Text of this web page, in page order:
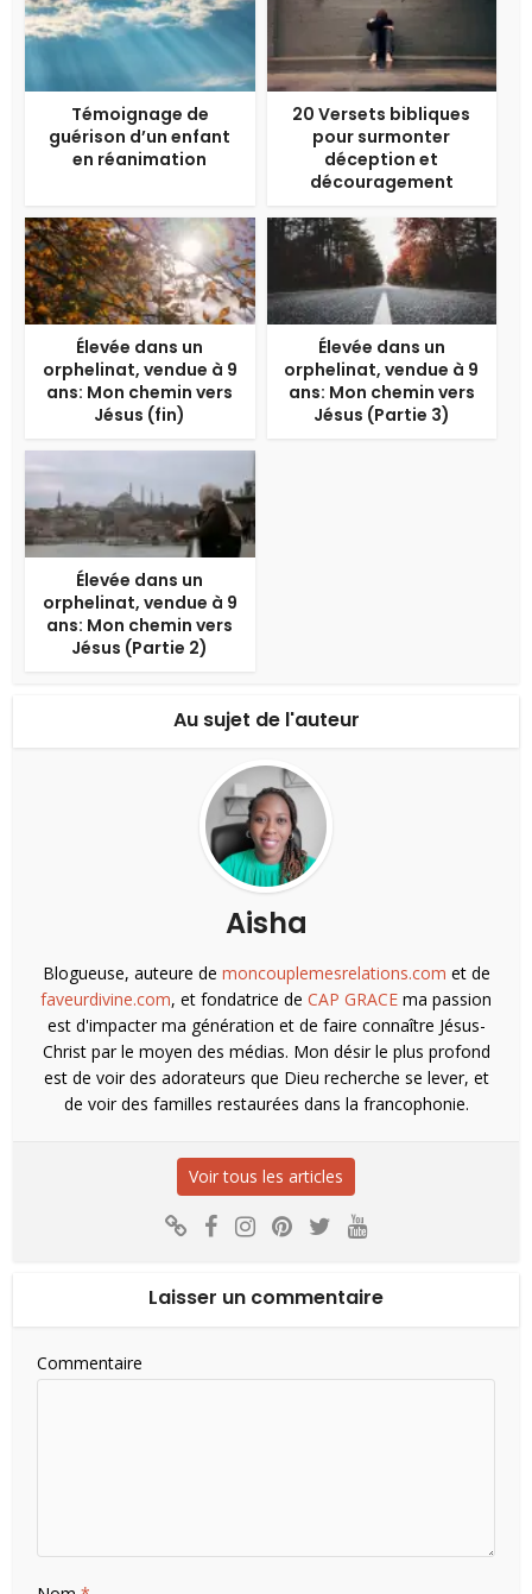
Témoignage de
guérison d’un enfant
en réanimation
20 Versets bibliques
pour surmonter
déception et
découragement
Élevée dans un
orphelinat, vendue à 9
ans: Mon chemin vers
Jésus (fin)
Élevée dans un
orphelinat, vendue à 9
ans: Mon chemin vers
Jésus (Partie 3)
Élevée dans un
orphelinat, vendue à 9
ans: Mon chemin vers
Jésus (Partie 2)
Au sujet de l'auteur
Aisha
Blogueuse, auteure de moncouplemesrelations.com et de
faveurdivine.com, et fondatrice de CAP GRACE ma passion
est d'impacter ma génération et de faire connaître Jésus-
Christ par le moyen des médias. Mon désir le plus profond
est de voir des adorateurs que Dieu recherche se lever, et
de voir des familles restaurées dans la francophonie.
Voir tous les articles
Laisser un commentaire
Commentaire